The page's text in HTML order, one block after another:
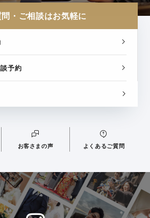
問・ご相談はお気軽に
予約
お客さまの声 よくあるご質問